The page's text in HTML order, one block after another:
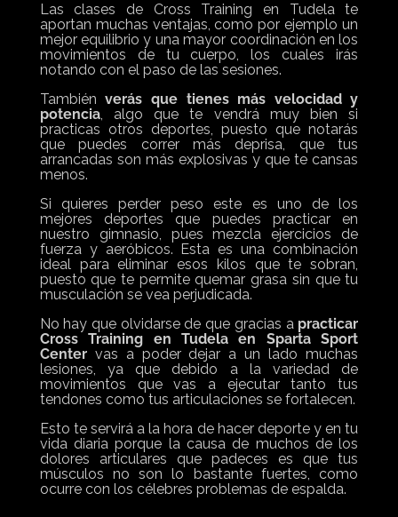
Las clases de Cross Training en Tudela te
aportan muchas ventajas, como por ejemplo un
mejor equilibrio y una mayor coordinación en los
movimientos de tu cuerpo, los cuales irás
notando con el paso de las sesiones.
Tambiénverás que tienes más velocidad y
potencia, algo que te vendrá muy bien si
practicas otros deportes, puesto que notarás
que puedes correr más deprisa, que tus
arrancadas son más explosivas y que te cansas
menos.
Si quieres perder peso este es uno de los
mejores deportes que puedes practicar en
nuestro gimnasio, pues mezcla ejercicios de
fuerza y aeróbicos. Esta es una combinación
ideal para eliminar esos kilos que te sobran,
puesto que te permite quemar grasa sin que tu
musculación se vea perjudicada.
No hay que olvidarse de que gracias a practicar
Cross Training en Tudela en Sparta Sport
Centervas a poder dejar a un lado muchas
lesiones, ya que debido a la variedad de
movimientos que vas a ejecutar tanto tus
tendones como tus articulaciones se fortalecen.
Esto te servirá a la hora de hacer deporte y en tu
vida diaria porque la causa de muchos de los
dolores articulares que padeces es que tus
músculos no son lo bastante fuertes, como
ocurre con los célebres problemas de espalda.